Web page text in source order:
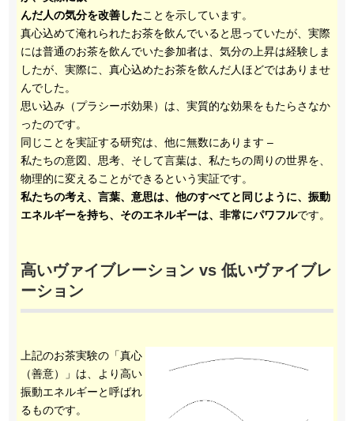
んだ人の気分を改善したことを示しています。
真心込めて淹れられたお茶を飲んでいると思っていたが、実際
には普通のお茶を飲んでいた参加者は、気分の上昇は経験しま
したが、実際に、真心込めたお茶を飲んだ人ほどではありませ
んでした。
思い込み（プラシーボ効果）は、実質的な効果をもたらさなか
ったのです。
同じことを実証する研究は、他に無数にあります –
私たちの意図、思考、そして言葉は、私たちの周りの世界を、
物理的に変えることができるという実証です。
私たちの考え、言葉、意思は、他のすべてと同じように、振動
エネルギーを持ち、そのエネルギーは、非常にパワフルです。
高いヴァイブレーション vs 低いヴァイブレ
ーション
上記のお茶実験の「真心
（善意）」は、より高い
振動エネルギーと呼ばれ
るものです。